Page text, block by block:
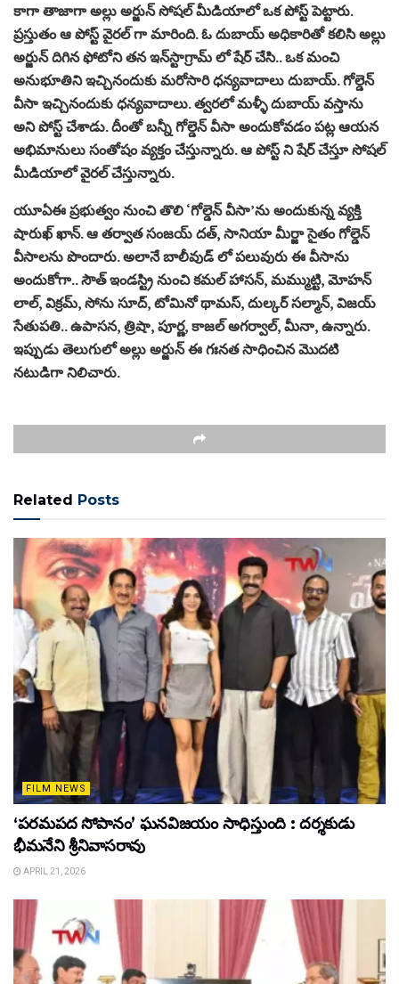
కాగా తాజాగా అల్లు అర్జున్ సోషల్ మీడియాలో ఒక పోస్ట్ పెట్టారు.
ప్రస్తుతం ఆ పోస్ట్ వైరల్ గా మారింది. ఓ దుబాయ్ అధికారితో కలిసి అల్లు
అర్జున్ దిగిన ఫోటోని తన ఇన్‌స్టాగ్రామ్ లో షేర్ చేసి.. ఒక మంచి
అనుభూతిని ఇచ్చినందుకు మరోసారి ధన్యవాదాలు దుబాయ్. గోల్డెన్
వీసా ఇచ్చినందుకు ధన్యవాదాలు. త్వరలో మళ్ళీ దుబాయ్ వస్తాను
అని పోస్ట్ చేశాడు. దీంతో బన్నీ గోల్డెన్ వీసా అందుకోవడం పట్ల ఆయన
అభిమానులు సంతోషం వ్యక్తం చేస్తున్నారు. ఆ పోస్ట్ ని షేర్ చేస్తూ సోషల్
మీడియాలో వైరల్ చేస్తున్నారు.
యూఏఈ ప్రభుత్వం నుంచి తొలి ‘గోల్డెన్ వీసా’ను అందుకున్న వ్యక్తి
షారుఖ్ ఖాన్. ఆ తర్వాత సంజయ్ దత్, సానియా మీర్జా సైతం గోల్డెన్
వీసాలను పొందారు. అలానే బాలీవుడ్ లో పలువురు ఈ వీసాను
అందుకోగా.. సౌత్ ఇండస్ట్రి నుంచి కమల్ హాసన్, మమ్ముట్టి, మోహన్
లాల్, విక్రమ్, సోను సూద్, టోమినో థామస్, దుల్కర్ సల్మాన్, విజయ్
సేతుపతి.. ఉపాసన, త్రిషా, పూర్ణ, కాజల్ అగర్వాల్, మీనా, ఉన్నారు.
ఇప్పుడు తెలుగులో అల్లు అర్జున్ ఈ గఃనత సాధించిన మొదటి
నటుడిగా నిలిచారు.
Related Posts
FILM NEWS
‘పరమపద సోపానం’ ఘనవిజయం సాధిస్తుంది : దర్శకుడు
భీమనేని శ్రీనివాసరావు
APRIL 21, 2026